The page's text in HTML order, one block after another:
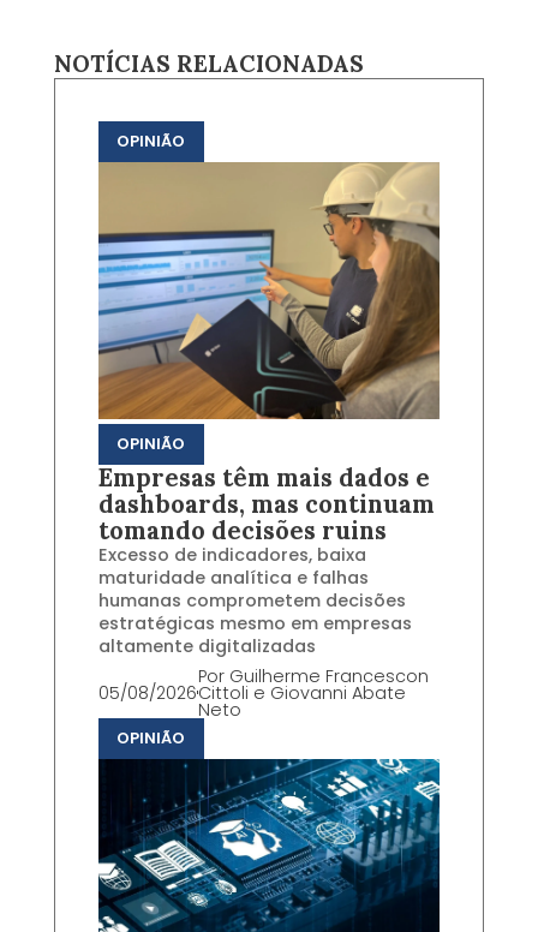
NOTÍCIAS RELACIONADAS
OPINIÃO
OPINIÃO
Empresas têm mais dados e
dashboards, mas continuam
tomando decisões ruins
Excesso de indicadores, baixa
maturidade analítica e falhas
humanas comprometem decisões
estratégicas mesmo em empresas
altamente digitalizadas
05/08/2026
Por Guilherme Francescon
Cittoli e Giovanni Abate
Neto
OPINIÃO